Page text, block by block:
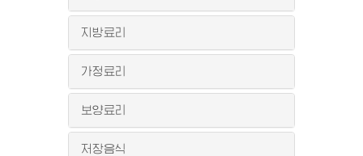
지방료리
가정료리
보양료리
저장음식